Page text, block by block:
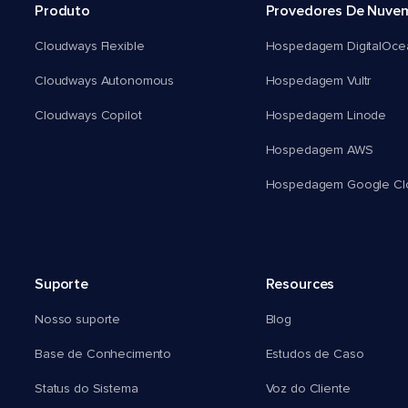
Produto
Cloudways Flexible
Cloudways Autonomous
Cloudways Copilot
Provedores De
Hospedagem
Hospedagem Vultr
Hospedagem Linode
Hospedagem AWS
Hospedagem Google
Suporte
Nosso suporte
Base de Conhecimento
Status do Sistema
Resources
Blog
Estudos de Caso
Voz do Cliente